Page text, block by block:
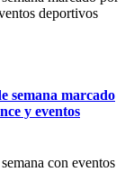
semana marcado
y eventos